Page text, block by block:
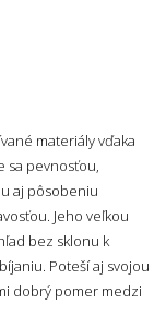
materiály vďaka
sa pevnosťou,
aj pôsobeniu
Jeho veľkou
bez sklonu k
Poteší aj svojou
dobrý pomer medzi